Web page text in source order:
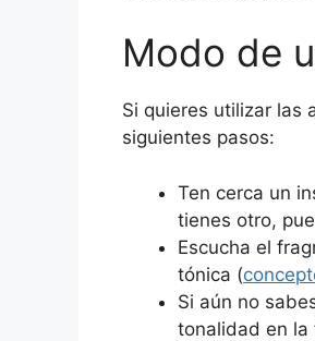
Modo de
Si quieres utilizar las
siguientes pasos:
Ten cerca un
tienes otro,
Escucha el
tónica (
Si aún no
tonalidad en la